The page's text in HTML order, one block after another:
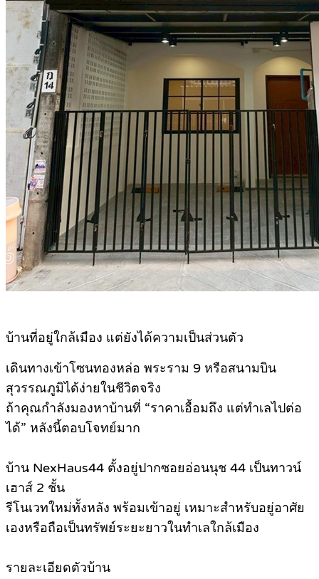
บ้านที่อยู่ใกล้เมือง แต่ยังได้ความเป็นส่วนตัว
เดินทางเข้าโซนทองหล่อ พระราม 9 หรือสนามบิน
สุวรรณภูมิได้ง่ายในชีวิตจริง
ถ้าคุณกำลังมองหาบ้านที่ “ราคาเอื้อมถึง แต่ทำเลไปต่อ
ได้” หลังนี้ตอบโจทย์มาก
บ้าน NexHaus44 ตั้งอยู่ปากซอยอ่อนนุช 44 เป็นทาวน์
เฮาส์ 2 ชั้น
รีโนเวทใหม่ทั้งหลัง พร้อมเข้าอยู่ เหมาะสำหรับอยู่อาศัย
เองหรือถือเป็นทรัพย์ระยะยาวในทำเลใกล้เมือง
รายละเอียดตัวบ้าน